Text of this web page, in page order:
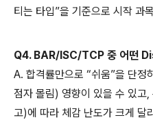
티는 타입”을 기준으로 시작 과
Q4. BAR/ISC/TCP 중 어떤
A. 합격률만으로 “쉬움”을 단정
점자 몰림) 영향이 있을 수 있고
고)에 따라 체감 난도가 크게 달